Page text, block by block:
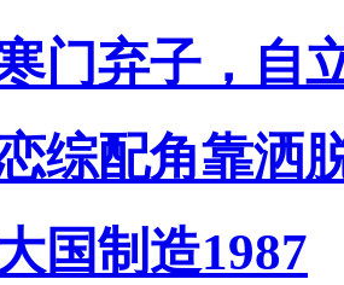
门弃子，自
综配角靠洒
国制造1987